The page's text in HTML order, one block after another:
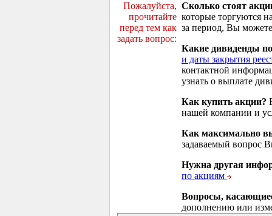
Пожалуйста,
прочитайте
перед тем как
задать вопрос:
Сколько стоят
которые торгуются
за период, Вы
Какие дивиденды
и даты закрытия
контактной
узнать о выплате
Как купить акции?
нашей компании и
Как максимально
задаваемый вопрос
Нужна другая
по акциям
Вопросы,
дополнению или